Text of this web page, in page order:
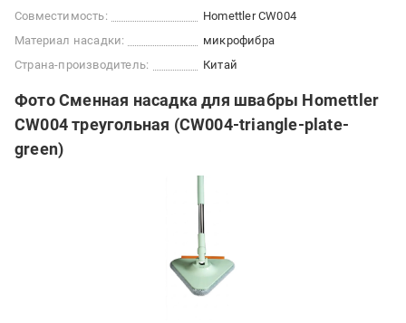
Совместимость:
Homettler CW004
Материал насадки:
микрофибра
Страна-производитель:
Китай
Фото Сменная насадка для швабры Homettler
CW004 треугольная (CW004-triangle-plate-
green)